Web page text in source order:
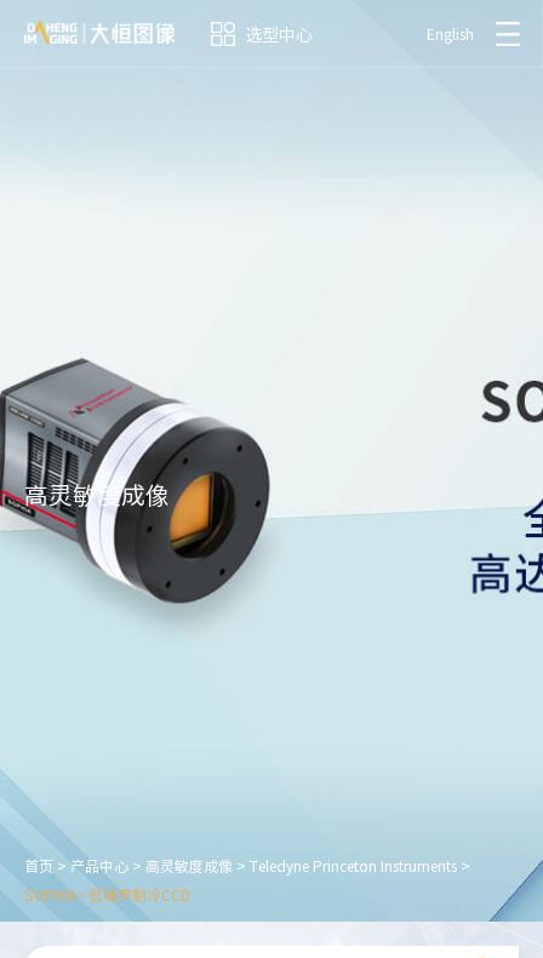
选型中心 English
高灵敏度成像
首页 > 产品中心 > 高灵敏度成像 > Teledyne Princeton Instruments >
SOPHIA - 低噪声制冷CCD